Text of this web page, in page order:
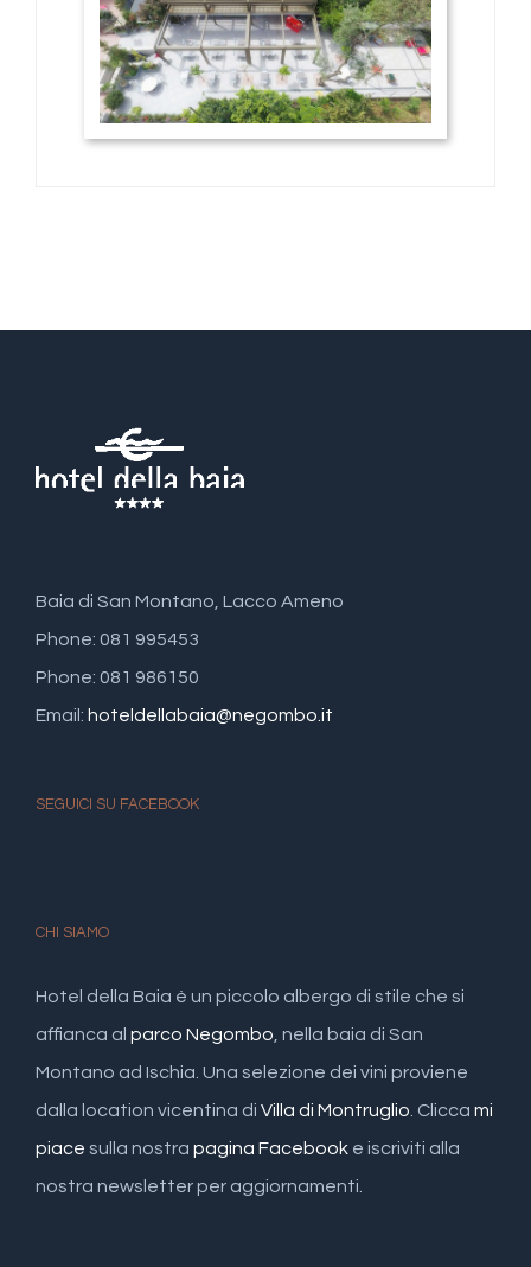
Baia di San Montano, Lacco Ameno
Phone: 081 995453
Phone: 081 986150
Email: hoteldellabaia@negombo.it
SEGUICI SU FACEBOOK
CHI SIAMO
Hotel della Baia è un piccolo albergo di stile che si
affianca al parco Negombo , nella baia di San
Montano ad Ischia. Una selezione dei vini proviene
dalla location vicentina di Villa di Montruglio . Clicca mi
piace sulla nostra pagina Facebook e iscriviti alla
nostra newsletter per aggiornamenti.